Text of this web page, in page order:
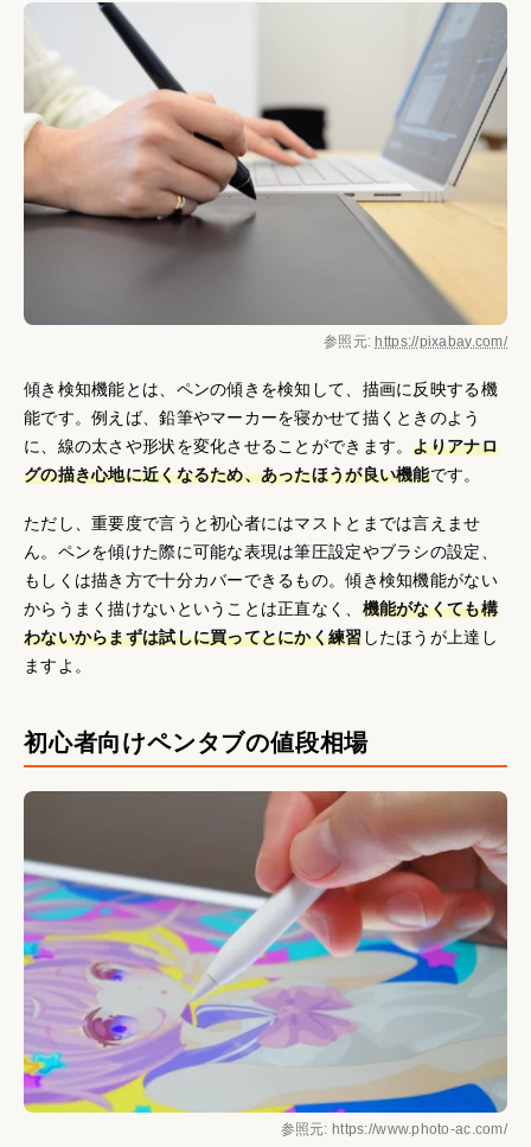
参照元: https://pixabay.com/
傾き検知機能とは、ペンの傾きを検知して、描画に反映する機
能です。例えば、鉛筆やマーカーを寝かせて描くときのよう
に、線の太さや形状を変化させることができます。よりアナロ
グの描き心地に近くなるため、あったほうが良い機能です。
ただし、重要度で言うと初心者にはマストとまでは言えませ
ん。ペンを傾けた際に可能な表現は筆圧設定やブラシの設定、
もしくは描き方で十分カバーできるもの。傾き検知機能がない
からうまく描けないということは正直なく、 機能がなくても構
わないからまずは試しに買ってとにかく練習したほうが上達し
ますよ。
初心者向けペンタブの値段相場
参照元: https://www.photo-ac.com/